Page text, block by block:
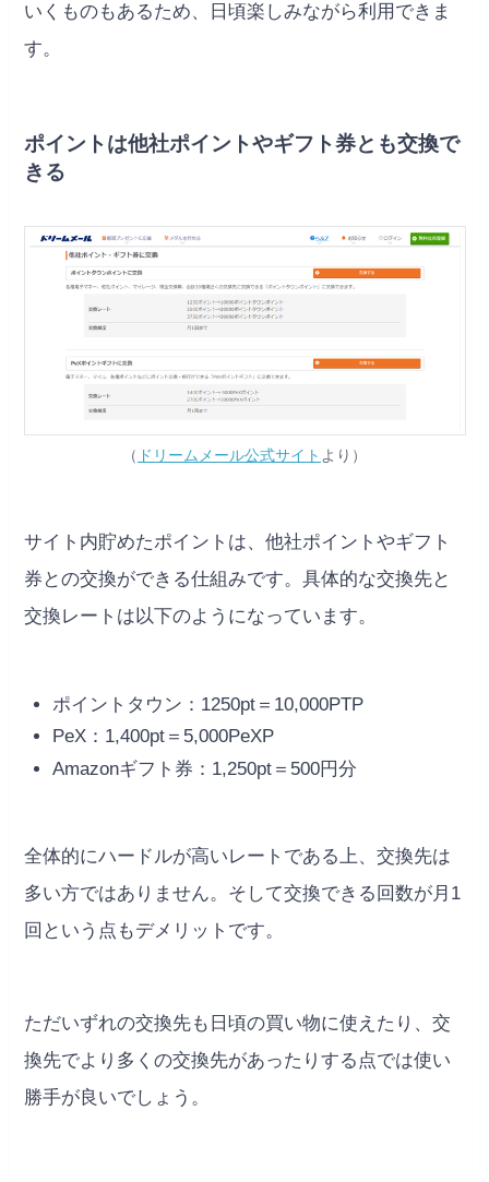
いくものもあるため、日頃楽しみながら利用できま
す。
ポイントは他社ポイントやギフト券とも交換で
きる
（ ドリームメール公式サイト より）
サイト内貯めたポイントは、他社ポイントやギフト
券との交換ができる仕組みです。具体的な交換先と
交換レートは以下のようになっています。
ポイントタウン：1250pt＝10,000PTP
PeX：1,400pt＝5,000PeXP
Amazonギフト券：1,250pt＝500円分
全体的にハードルが高いレートである上、交換先は
多い方ではありません。そして交換できる回数が月1
回という点もデメリットです。
ただいずれの交換先も日頃の買い物に使えたり、交
換先でより多くの交換先があったりする点では使い
勝手が良いでしょう。